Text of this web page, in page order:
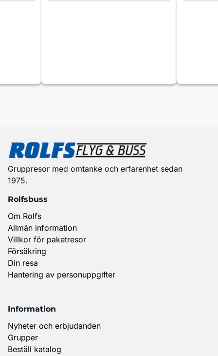
Gruppresor med omtanke och erfarenhet sedan
1975.
Rolfsbuss
Om Rolfs
Allmän information
Villkor för paketresor
Försäkring
Din resa
Hantering av personuppgifter
Information
Nyheter och erbjudanden
Grupper
Beställ katalog